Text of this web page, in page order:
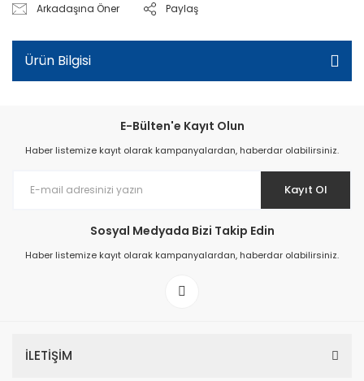
Arkadaşına Öner Paylaş
Ürün Bilgisi
E-Bülten'e Kayıt Olun
Haber listemize kayıt olarak kampanyalardan, haberdar olabilirsiniz.
Kayıt Ol
Sosyal Medyada Bizi Takip Edin
Haber listemize kayıt olarak kampanyalardan, haberdar olabilirsiniz.
İLETİŞİM